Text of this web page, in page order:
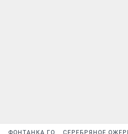
ФОНТАНКА ГО СЕРЕБРЯНОЕ